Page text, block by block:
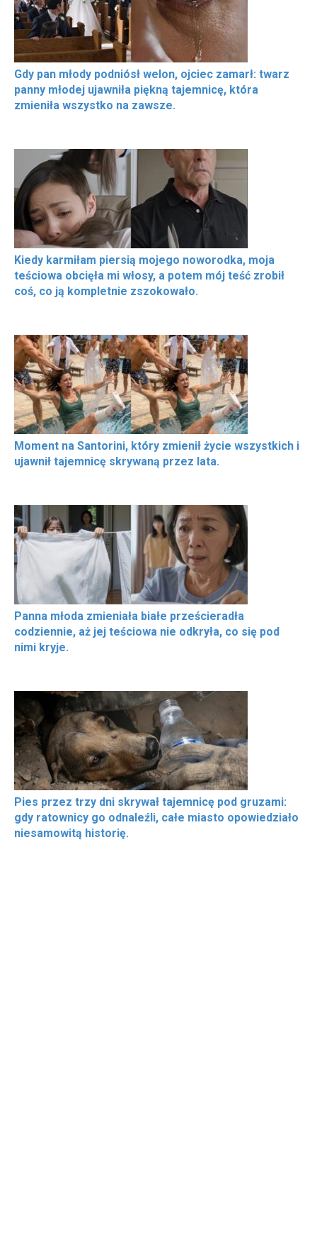
Gdy pan młody podniósł welon, ojciec zamarł: twarz
panny młodej ujawniła piękną tajemnicę, która
zmieniła wszystko na zawsze.
Kiedy karmiłam piersią mojego noworodka, moja
teściowa obcięła mi włosy, a potem mój teść zrobił
coś, co ją kompletnie zszokowało.
Moment na Santorini, który zmienił życie wszystkich i
ujawnił tajemnicę skrywaną przez lata.
Panna młoda zmieniała białe prześcieradła
codziennie, aż jej teściowa nie odkryła, co się pod
nimi kryje.
Pies przez trzy dni skrywał tajemnicę pod gruzami:
gdy ratownicy go odnaleźli, całe miasto opowiedziało
niesamowitą historię.